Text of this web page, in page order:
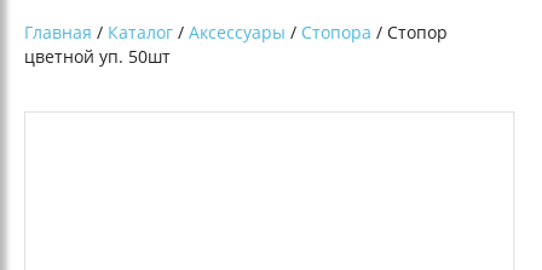
Главная / Каталог / Аксессуары / Стопора / Стопор
цветной уп. 50шт